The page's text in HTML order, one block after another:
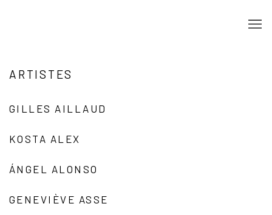
ARTISTES
GILLES AILLAUD
KOSTA ALEX
ÁNGEL ALONSO
GENEVIÈVE ASSE